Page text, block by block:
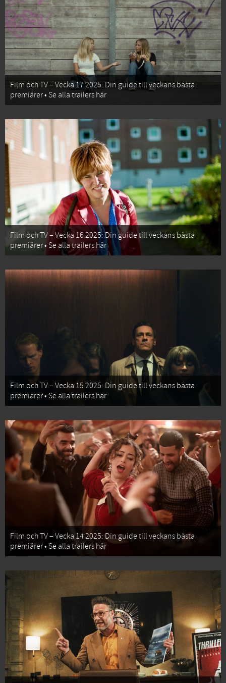
Film och TV – Vecka 17 2025: Din guide till veckans bästa
premiärer • Se alla trailers här
Film och TV – Vecka 16 2025: Din guide till veckans bästa
premiärer • Se alla trailers här
Film och TV – Vecka 15 2025: Din guide till veckans bästa
premiärer • Se alla trailers här
Film och TV – Vecka 14 2025: Din guide till veckans bästa
premiärer • Se alla trailers här